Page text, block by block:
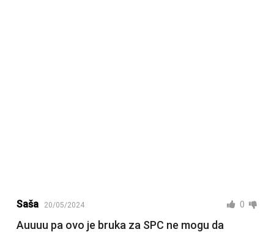
Saša 20/05/2024 0
Auuuu pa ovo je bruka za SPC ne mogu da